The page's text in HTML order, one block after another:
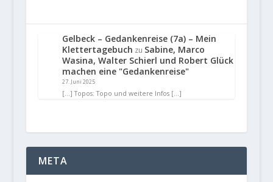
Gelbeck – Gedankenreise (7a) – Mein
Klettertagebuch zu Sabine, Marco
Wasina, Walter Schierl und Robert Glück
machen eine "Gedankenreise"
27. Juni 2025
[…] Topos: Topo und weitere Infos […]
META